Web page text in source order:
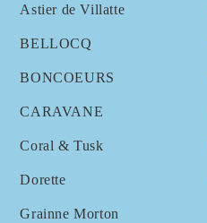
Astier de Villatte
BELLOCQ
BONCOEURS
CARAVANE
Coral & Tusk
Dorette
Grainne Morton